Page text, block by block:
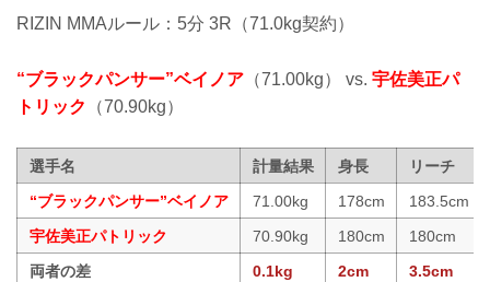
RIZIN MMAルール：5分 3R（71.0kg契約）
“ブラックパンサー”ベイノア （71.00kg） vs. 宇佐美正パ
トリック
（70.90kg）
選手名 計量結果 身長
リーチ
“ブラックパンサー”ベイノア
71.00kg 178cm
183.5cm
宇佐美正パトリック
70.90kg 180cm
180cm
両者の差
0.1kg 2cm 3.5cm